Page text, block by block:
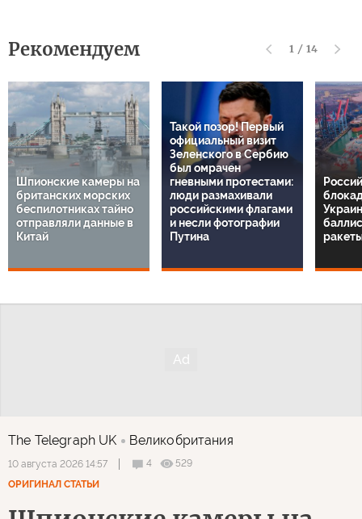
Рекомендуем 1 / 14
Шпионские камеры на
британских морских
беспилотниках тайно
отправляли данные в
Китай
Такой позор! Первый
официальный визит
Зеленского в Сербию
был омрачен
гневными протестами:
люди размахивали
российскими флагами
и несли фотографии
Путина
The Telegraph UK Великобритания
10 августа 2026 14:57 4
529
ОРИГИНАЛ СТАТЬИ